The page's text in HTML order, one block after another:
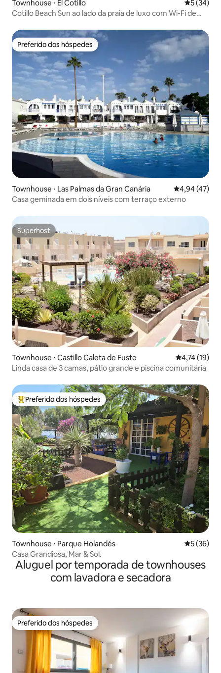
Townhouse ⋅ El Cotillo 5 de uma
5 (34)
Cotillo Beach Sun ao lado da praia de luxo com Wi-Fi de
Preferido dos hóspedes
Preferido dos hóspedes
Townhouse ⋅ Las Palmas da Gran Canária 4,94 de uma
4,94 (47)
Casa geminada em dois níveis com terraço externo
Superhost
Superhost
Townhouse ⋅ Castillo Caleta de Fuste 4,74 de uma
4,74 (19)
Linda casa de 3 camas, pátio grande e piscina comunitária
Entre os melhores preferidos dos hóspedes
Preferido dos hóspedes
Townhouse ⋅ Parque Holandés 5 de uma
5 (36)
Casa Grandiosa, Mar & Sol.
Aluguel por temporada de townhouses
com lavadora e secadora
Preferido dos hóspedes
Preferido dos hóspedes